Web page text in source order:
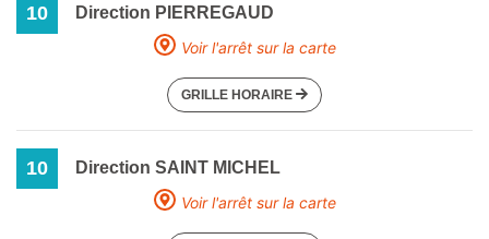
10
Direction PIERREGAUD
Voir l'arrêt sur la carte
GRILLE HORAIRE
10
Direction SAINT MICHEL
Voir l'arrêt sur la carte